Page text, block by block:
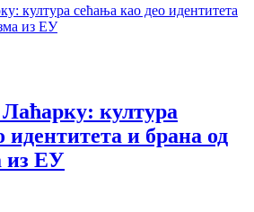
култура
идентитета и брана од
из ЕУ